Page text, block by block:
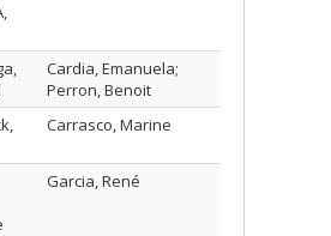
Cardia, Emanuela;
Perron, Benoit
Carrasco, Marine
Garcia, René